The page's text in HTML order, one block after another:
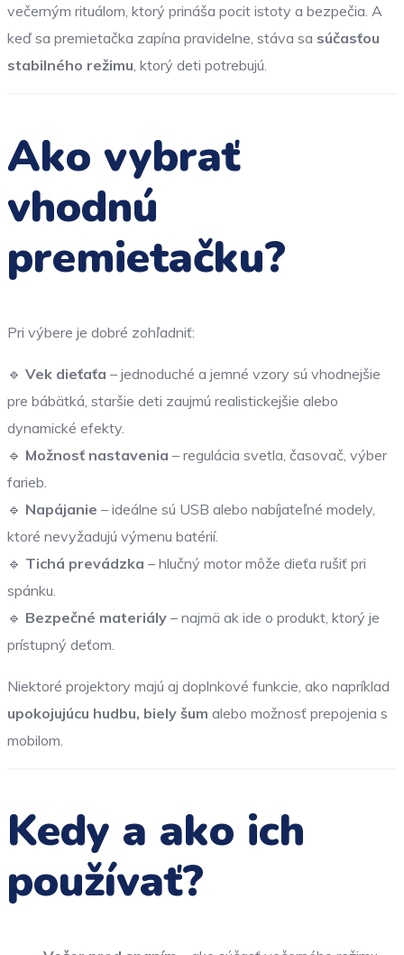
večerným rituálom, ktorý prináša pocit istoty a bezpečia. A
keď sa premietačka zapína pravidelne, stáva sa súčasťou
stabilného režimu , ktorý deti potrebujú.
Ako vybrať
vhodnú
premietačku?
Pri výbere je dobré zohľadniť:
🔹 Vek dieťaťa – jednoduché a jemné vzory sú vhodnejšie
pre bábätká, staršie deti zaujmú realistickejšie alebo
dynamické efekty.
🔹 Možnosť nastavenia – regulácia svetla, časovač, výber
farieb.
🔹 Napájanie – ideálne sú USB alebo nabíjateľné modely,
ktoré nevyžadujú výmenu batérií.
🔹 Tichá prevádzka – hlučný motor môže dieťa rušiť pri
spánku.
🔹 Bezpečné materiály – najmä ak ide o produkt, ktorý je
prístupný deťom.
Niektoré projektory majú aj doplnkové funkcie, ako napríklad
upokojujúcu hudbu, biely šum alebo možnosť prepojenia s
mobilom.
Kedy a ako ich
používať?